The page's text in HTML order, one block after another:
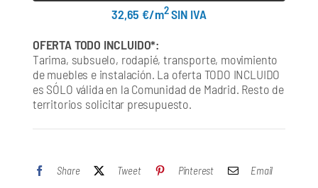
32,65 €/m2SIN IVA
OFERTA TODO INCLUIDO*:
Tarima, subsuelo, rodapié, transporte, movimiento
de muebles e instalación. La oferta TODO INCLUIDO
es SÓLO válida en la Comunidad de Madrid. Resto de
territorios solicitar presupuesto.
Share Tweet Pinterest Email